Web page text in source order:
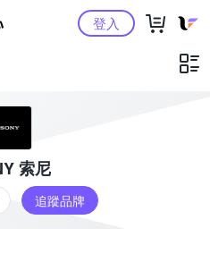
Yahoo購物中心登入
索尼
追蹤品牌